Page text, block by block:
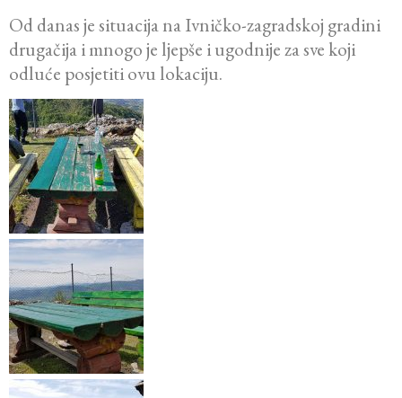
Od danas je situacija na Ivničko-zagradskoj gradini
drugačija i mnogo je ljepše i ugodnije za sve koji
odluće posjetiti ovu lokaciju.